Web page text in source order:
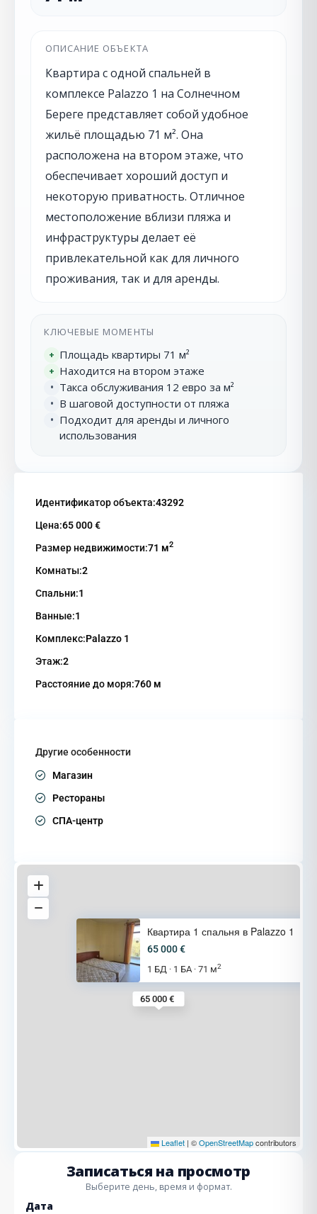
ОПИСАНИЕ ОБЪЕКТА
Квартира с одной спальней в
комплексе Palazzo 1 на Солнечном
Береге представляет собой удобное
жильё площадью 71 м². Она
расположена на втором этаже, что
обеспечивает хороший доступ и
некоторую приватность. Отличное
местоположение вблизи пляжа и
инфраструктуры делает её
привлекательной как для личного
проживания, так и для аренды.
КЛЮЧЕВЫЕ МОМЕНТЫ
+ Площадь квартиры 71 м²
+ Находится на втором этаже
• Такса обслуживания 12 евро за м²
• В шаговой доступности от пляжа
• Подходит для аренды и личного
использования
Идентификатор объекта:43292
Цена:65 000 €
Размер недвижимости:71 м2
Комнаты:2
Спальни:1
Ванные:1
Комплекс:Palazzo 1
Этаж:2
Расстояние до моря:760 м
Другие особенности
Магазин
Рестораны
СПА-центр
65 000 €
Квартира 1 спальня в Palazzo 1
65 000 €
1 БД · 1 БА · 71 м2
Leaflet | ©OpenStreetMapcontributors
Записаться на просмотр
Выберите день, время и формат.
Дата